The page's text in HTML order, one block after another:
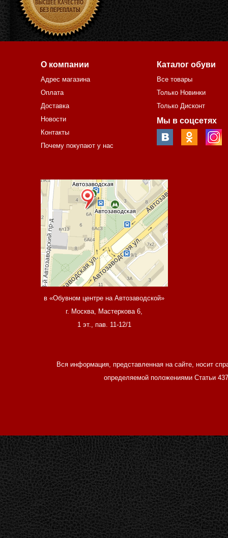
О компании
Адрес магазина
Оплата
Доставка
Новости
Контакты
Почему покупают у нас
Каталог обуви
Все товары
Только Новинки
Только Дисконт
Мы в соцсетях
в «Обувном центре на Автозаводской»
г. Москва, Мастеркова 6,
1 эт., пав. 11-12/1
Вся информация, представленная на сайте, носит
определяемой положениями Статьи